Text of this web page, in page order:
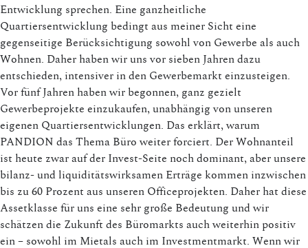
Entwicklung sprechen. Eine ganzheitliche
Quartiersentwicklung bedingt aus meiner Sicht eine
gegenseitige Berücksichtigung sowohl von Gewerbe als auch
Wohnen. Daher haben wir uns vor sieben Jahren dazu
entschieden, intensiver in den Gewerbemarkt einzusteigen.
Vor fünf Jahren haben wir begonnen, ganz gezielt
Gewerbeprojekte einzukaufen, unabhängig von unseren
eigenen Quartiersentwicklungen. Das erklärt, warum
PANDION das Thema Büro weiter forciert. Der Wohnanteil
ist heute zwar auf der Invest-Seite noch dominant, aber unsere
bilanz- und liquiditätswirksamen Erträge kommen inzwischen
bis zu 60 Prozent aus unseren Officeprojekten. Daher hat diese
Assetklasse für uns eine sehr große Bedeutung und wir
schätzen die Zukunft des Büromarkts auch weiterhin positiv
ein – sowohl im Mietals auch im Investmentmarkt. Wenn wir